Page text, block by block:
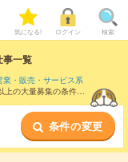
気になる! ログイン 検索
事一覧
業・販売・サービス系
上の大量募集の条件の
条件の変更